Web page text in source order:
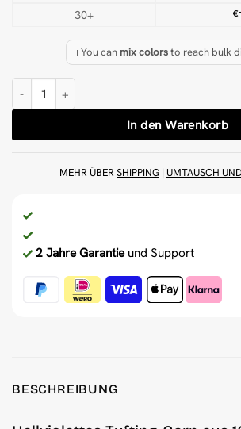
30+
€
ℹ️ You can mix colorsto reach bulk
Hellviolett 500 g Wolle Tufting-Garn Menge
In den Warenkorb
MEHR ÜBER SHIPPING | UMTAUSCH
2 Jahre Garantieund Support
BESCHREIBUNG